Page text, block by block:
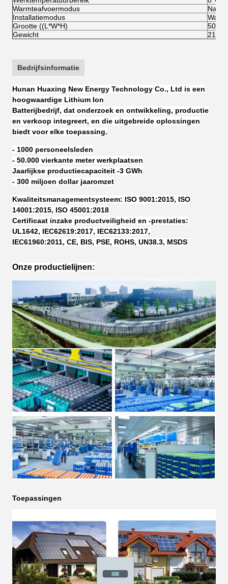
Warmteafvoermodus
Installatiemodus
Grootte ((L*W*H)
Gewicht
21 kg
Bedrijfsinformatie
Hunan Huaxing New Energy Technology Co., Ltd is een
hoogwaardige Lithium Ion
Batterijbedrijf, dat onderzoek en ontwikkeling, productie
en verkoop integreert, en die uitgebreide oplossingen
biedt voor elke toepassing.
- 1000 personeelsleden
- 50.000 vierkante meter werkplaatsen
Jaarlijkse productiecapaciteit -3 GWh
- 300 miljoen dollar jaaromzet
Kwaliteitsmanagementsysteem: ISO 9001:2015, ISO
14001:2015, ISO 45001:2018
Certificaat inzake productveiligheid en -prestaties:
UL1642, IEC62619:2017, IEC62133:2017,
IEC61960:2011, CE, BIS, PSE, ROHS, UN38.3, MSDS
Onze productielijnen:
Toepassingen